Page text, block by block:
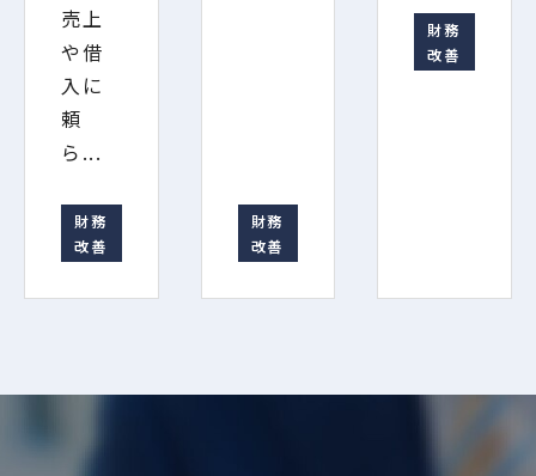
売上
や借
入に
頼
ら...
財務
改善
財務
改善
財務
改善